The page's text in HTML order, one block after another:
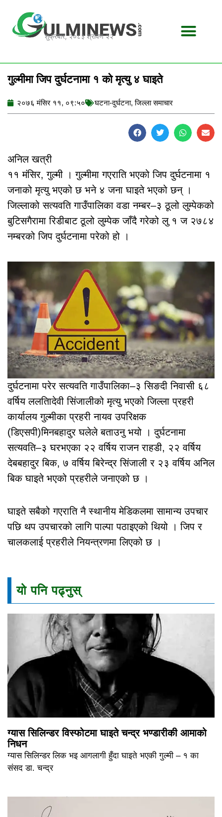
content
शुक्रबार, २०८३ श्रावण २२
गुल्मीमा जिप दुर्घटनामा १ को मृत्यु ४ घाइते
२०७६ मंसिर ११, ०९:५० घटना-दुर्घटना,जिल्ला समाचार
अनिल खत्री
११ मंसिर, गुल्मी । गुल्मीमा गएराति भएको जिप दुर्घटनामा १
जनाको मृत्यु भएको छ भने ४ जना घाइते भएको छन् ।
जिल्लाको सत्यवति गाउँपालिका वडा नम्बर–३ ठूलो लुम्पेकको
बुटिसगैरामा रिडीबाट ठूलो लुम्पेक जाँदै गरेको लु १ ज २७८४
नम्बरको जिप दुर्घटनामा परेको हो ।
दुर्घटनामा परेर सत्यवति गाउँपालिका–३ सिङदी निवासी ६८
वर्षिय ललतिादेवी सिंजालीको मृत्यु भएको जिल्ला प्रहरी
कार्यालय गुल्मीका प्रहरी नायव उपरिक्षक
(डिएसपी)मिनबहादुर घलेले बताउनु भयो । दुर्घटनामा
सत्यवति–३ घरभएका २२ वर्षिय राजन राहडी, २२ वर्षिय
देबबहादुर बिक, ७ वर्षिय बिरेन्द्र सिंजाली र २३ वर्षिय अनिल
बिक घाइते भएको प्रहरीले जनाएको छ ।
घाइते सबैको गएराति नै स्थानीय मेडिकलमा सामान्य उपचार
पछि थप उपचारको लागि पाल्पा पठाइएको थियो । जिप र
चालकलाई प्रहरीले नियन्त्रणमा लिएको छ ।
यो पनि पढ्नुस्
ग्यास सिलिन्डर विस्फोटमा घाइते चन्द्र भण्डारीकी आमाको
निधन
ग्यास सिलिन्डर लिक भइ आगलागी हुँदा घाइते भएकी गुल्मी – १ का
संसद डा. चन्द्र